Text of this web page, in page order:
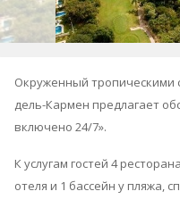
Окруженный тропическими
дель-Кармен предлагает
включено 24/7».
К услугам гостей 4
отеля и 1 бассейн у пляжа,